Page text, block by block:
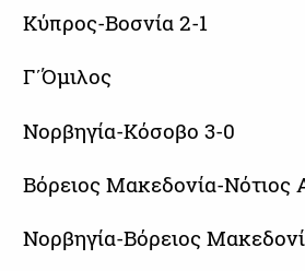
Κύπρος-Βοσνία 2-1
Γ΄Όμιλος
Νορβηγία-Κόσοβο 3-0
Βόρειος Μακεδονία-Νότιος
Νορβηγία-Βόρειος